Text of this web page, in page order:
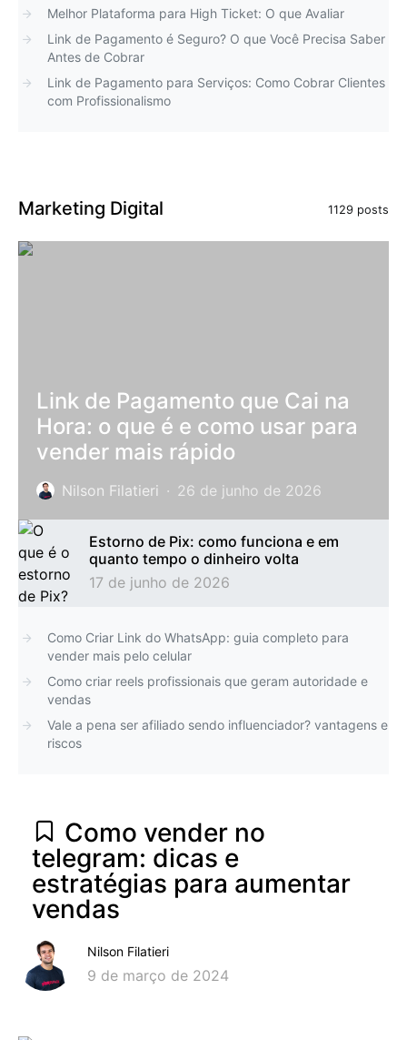
Melhor Plataforma para High Ticket: O que Avaliar
Link de Pagamento é Seguro? O que Você Precisa Saber
Antes de Cobrar
Link de Pagamento para Serviços: Como Cobrar Clientes
com Profissionalismo
Marketing Digital 1129 posts
Link de Pagamento que Cai na
Hora: o que é e como usar para
vender mais rápido
Nilson Filatieri 26 de junho de 2026
Estorno de Pix: como funciona e em
quanto tempo o dinheiro volta
17 de junho de 2026
Como Criar Link do WhatsApp: guia completo para
vender mais pelo celular
Como criar reels profissionais que geram autoridade e
vendas
Vale a pena ser afiliado sendo influenciador? vantagens e
riscos
Como vender no
telegram: dicas e
estratégias para aumentar
vendas
Nilson Filatieri
9 de março de 2024